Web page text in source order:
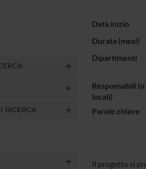
RICERCA
Data inizio
Durata (mesi)
Dipartimenti
Responsabili
locali)
Parole chiave
Il progetto si